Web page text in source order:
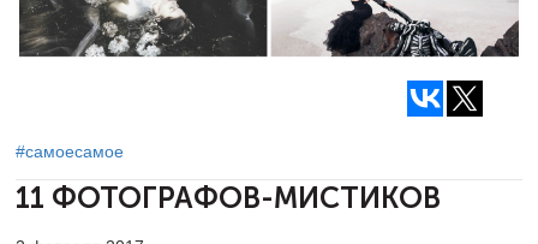
#самоесамое
11 ФОТОГРАФОВ-МИСТИКОВ